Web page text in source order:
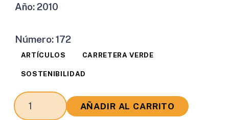
Año:2010
Número:172
ARTÍCULOS CARRETERA VERDE
SOSTENIBILIDAD
Red
de
AÑADIR AL CARRITO